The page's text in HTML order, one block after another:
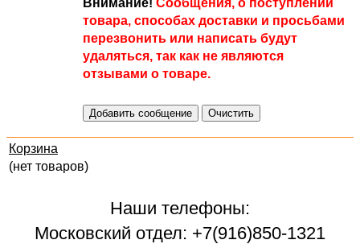
Внимание! Сообщения, о поступлении
товара, способах доставки и просьбами
перезвонить или написать будут
удаляться, так как не являются
отзывами о товаре.
Корзина
(нет товаров)
Наши телефоны:
Московский отдел: +7(916)850-1321